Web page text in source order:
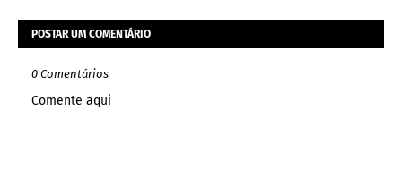
POSTAR UM COMENTÁRIO
0 Comentários
Comente aqui